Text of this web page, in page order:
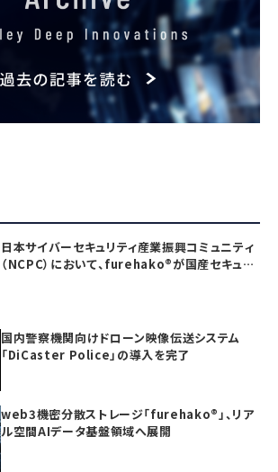
日本サイバーセキュリティ産業振興コミュニティ
（NCPC）において、furehako®が国産セキュリ
国内警察機関向けドローン映像伝送システム
「DiCaster Police」の導入を完了
web3機密分散ストレージ「furehako®」、リア
ル空間AIデータ基盤領域へ展開